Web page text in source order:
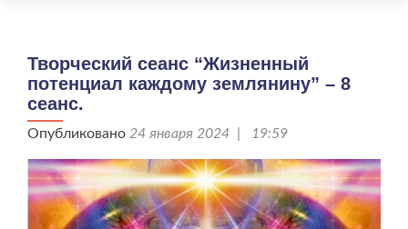
Творческий сеанс “Жизненный
потенциал каждому землянину” – 8
сеанс.
Опубликовано 24 января 2024 | 19:59